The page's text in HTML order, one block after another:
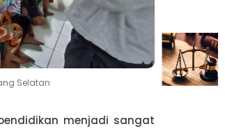
Selatan
menjadi sangat